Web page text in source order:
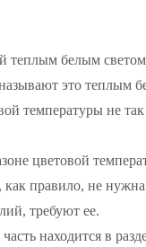
теплым белым
это теплым
температуры не
цветовой
как правило, не
требуют ее.
находится в